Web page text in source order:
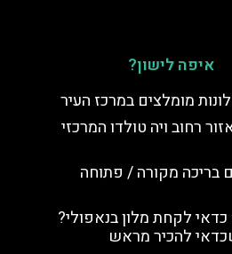
איפה לישון?
מומלצים במרכז העיר
רחוב ויה טולדו המרכזי
בריכה מקורה / פתוחה
לקחת מלון בנאפולי?
להכיר מראש